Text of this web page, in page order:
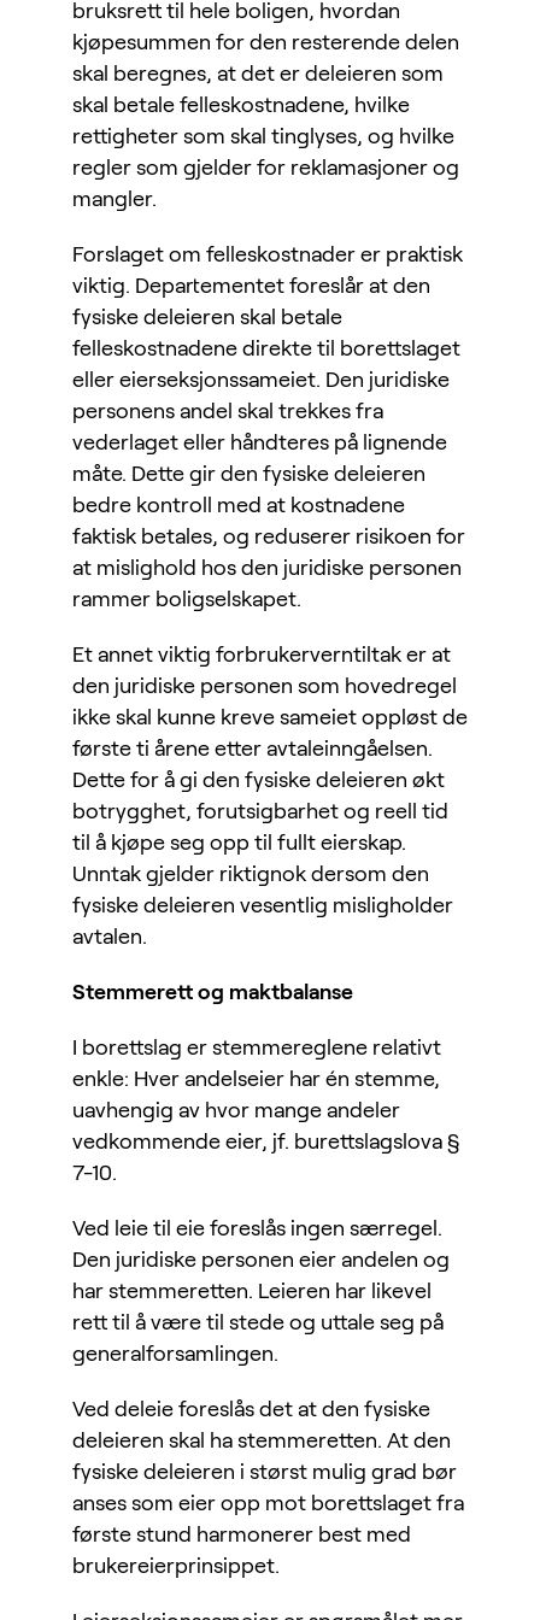
bruksrett til hele boligen, hvordan
kjøpesummen for den resterende delen
skal beregnes, at det er deleieren som
skal betale felleskostnadene, hvilke
rettigheter som skal tinglyses, og hvilke
regler som gjelder for reklamasjoner og
mangler.
Forslaget om felleskostnader er praktisk
viktig. Departementet foreslår at den
fysiske deleieren skal betale
felleskostnadene direkte til borettslaget
eller eierseksjonssameiet. Den juridiske
personens andel skal trekkes fra
vederlaget eller håndteres på lignende
måte. Dette gir den fysiske deleieren
bedre kontroll med at kostnadene
faktisk betales, og reduserer risikoen for
at mislighold hos den juridiske personen
rammer boligselskapet.
Et annet viktig forbrukerverntiltak er at
den juridiske personen som hovedregel
ikke skal kunne kreve sameiet oppløst de
første ti årene etter avtaleinngåelsen.
Dette for å gi den fysiske deleieren økt
botrygghet, forutsigbarhet og reell tid
til å kjøpe seg opp til fullt eierskap.
Unntak gjelder riktignok dersom den
fysiske deleieren vesentlig misligholder
avtalen.
Stemmerett og maktbalanse
I borettslag er stemmereglene relativt
enkle: Hver andelseier har én stemme,
uavhengig av hvor mange andeler
vedkommende eier, jf. burettslagslova §
7-10.
Ved leie til eie foreslås ingen særregel.
Den juridiske personen eier andelen og
har stemmeretten. Leieren har likevel
rett til å være til stede og uttale seg på
generalforsamlingen.
Ved deleie foreslås det at den fysiske
deleieren skal ha stemmeretten. At den
fysiske deleieren i størst mulig grad bør
anses som eier opp mot borettslaget fra
første stund harmonerer best med
brukereierprinsippet.